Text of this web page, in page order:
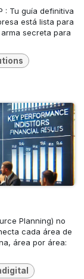
: Tu guía definitiva
está lista para
secreta para
Planning) no
cada área de
área por área: